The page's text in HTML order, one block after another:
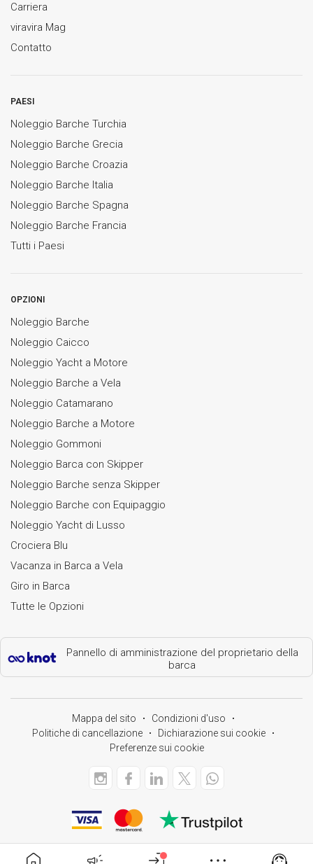
Carriera
viravira Mag
Contatto
PAESI
Noleggio Barche Turchia
Noleggio Barche Grecia
Noleggio Barche Croazia
Noleggio Barche Italia
Noleggio Barche Spagna
Noleggio Barche Francia
Tutti i Paesi
OPZIONI
Noleggio Barche
Noleggio Caicco
Noleggio Yacht a Motore
Noleggio Barche a Vela
Noleggio Catamarano
Noleggio Barche a Motore
Noleggio Gommoni
Noleggio Barca con Skipper
Noleggio Barche senza Skipper
Noleggio Barche con Equipaggio
Noleggio Yacht di Lusso
Crociera Blu
Vacanza in Barca a Vela
Giro in Barca
Tutte le Opzioni
Pannello di amministrazione del proprietario della
barca
Mappa del sito
Condizioni d'uso
Politiche di cancellazione
Dichiarazione sui cookie
Preferenze sui cookie